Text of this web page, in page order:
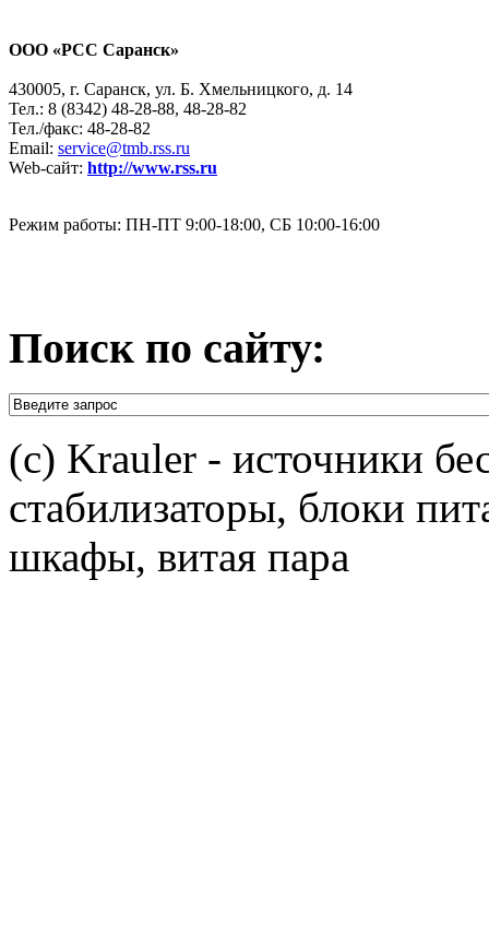
ООО «РСС Саранск»
430005, г. Саранск, ул. Б. Хмельницкого, д. 14
Тел.: 8 (8342) 48-28-88, 48-28-82
Тел./факс: 48-28-82
Email: service@tmb.rss.ru
Web-сайт: http://www.rss.ru
Режим работы: ПН-ПТ 9:00-18:00, СБ 10:00-16:00
Поиск по сайту:
(c) Krauler - источники
стабилизаторы, блоки
шкафы, витая пара